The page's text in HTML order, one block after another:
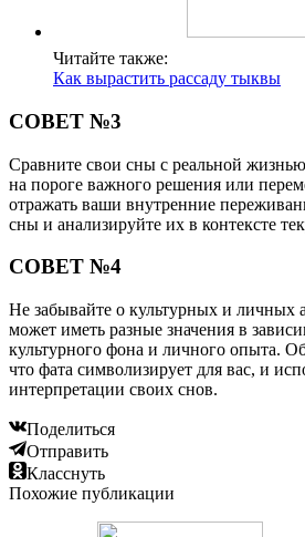
Читайте также:
Как вырастить рассаду тыквы
СОВЕТ №3
Сравните свои сны с реальной
на пороге важного решения или
отражать ваши внутренние
сны и анализируйте их в контексте
СОВЕТ №4
Не забывайте о культурных и личных
может иметь разные значения в
культурного фона и личного опыта.
что фата символизирует для вас, и
интерпретации своих снов.
Поделиться
Отправить
Класснуть
Похожие публикации